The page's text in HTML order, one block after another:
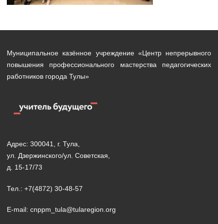
Муниципальное казённое учреждение «Центр непрерывного
повышения профессионального мастерства педагогических
работников города Тулы»
Адрес: 300041, г. Тула,
ул. Дзержинского/ул. Советская,
д. 15-17/73
Тел.: +7(4872) 30-48-57
E-mail: cnppm_tula@tularegion.org